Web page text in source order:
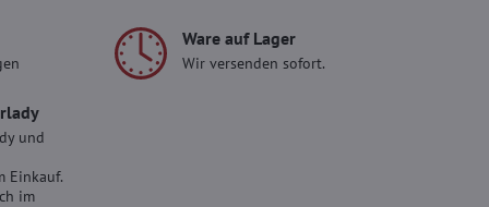
Ware auf Lager
Wir versenden sofort.
und
Einkauf.
im